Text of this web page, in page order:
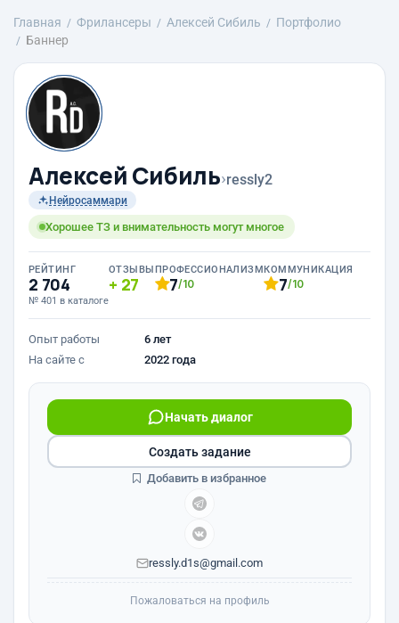
Главная Фрилансеры Алексей Сибиль
Портфолио
Баннер
Алексей Сибиль›ressly2
Нейросаммари
Хорошее ТЗ и внимательность могут многое
РЕЙТИНГ
2 704
№ 401 в каталоге
ОТЗЫВЫ
27
ПРОФЕССИОНАЛИЗМ
7/10
КОММУНИКАЦИЯ
7/10
Опыт работы
6 лет
На сайте с
2022 года
Начать диалог
ressly.d1s@gmail.com
Создать задание
Добавить в избранное
Пожаловаться на профиль